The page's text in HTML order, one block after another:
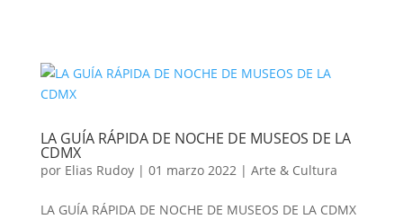
LA GUÍA RÁPIDA DE NOCHE DE MUSEOS DE LA
CDMX
por Elias Rudoy| 01 marzo 2022| Arte & Cultura
LA GUÍA RÁPIDA DE NOCHE DE MUSEOS DE LA CDMX